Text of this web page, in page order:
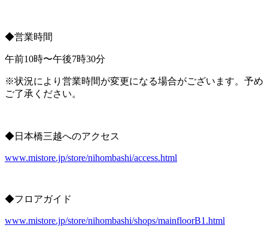
◆営業時間
午前10時〜午後7時30分
※状況により営業時間が変更になる場合がございます。予め
ご了承ください。
◆日本橋三越へのアクセス
www.mistore.jp/store/nihombashi/access.html
◆フロアガイド
www.mistore.jp/store/nihombashi/shops/mainfloorB1.html